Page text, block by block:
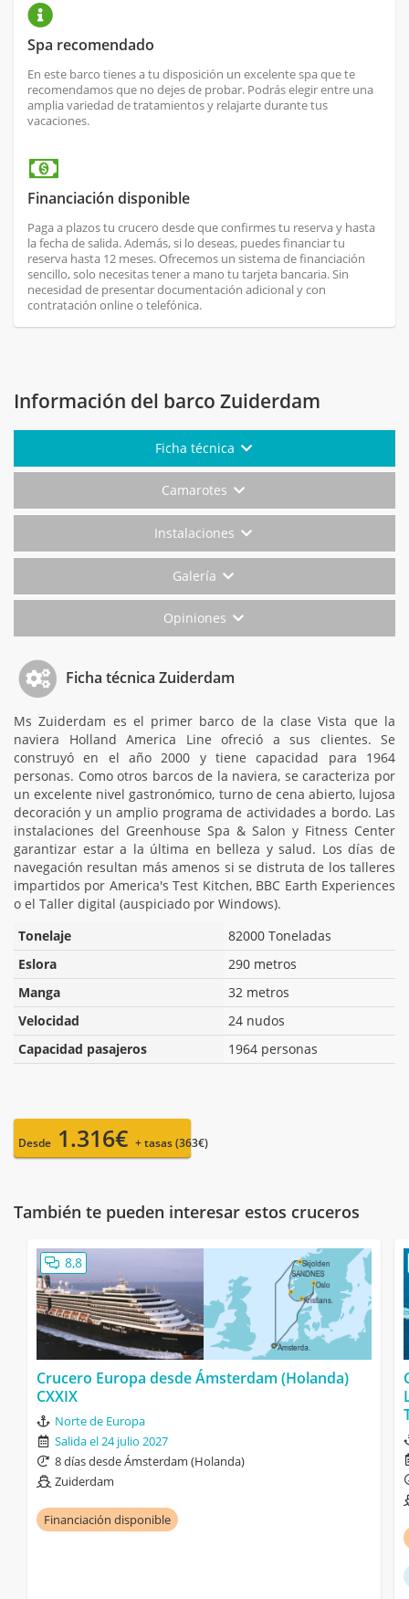
Spa recomendado
En este barco tienes a tu disposición un excelente spa que te
recomendamos que no dejes de probar. Podrás elegir entre una
amplia variedad de tratamientos y relajarte durante tus
vacaciones.
Financiación disponible
Paga a plazos tu crucero desde que confirmes tu reserva y hasta
la fecha de salida. Además, si lo deseas, puedes financiar tu
reserva hasta 12 meses. Ofrecemos un sistema de financiación
sencillo, solo necesitas tener a mano tu tarjeta bancaria. Sin
necesidad de presentar documentación adicional y con
contratación online o telefónica.
Información del barco Zuiderdam
Ficha técnica
Camarotes
Instalaciones
Galería
Opiniones
Ficha técnica Zuiderdam
Ms Zuiderdam es el primer barco de la clase Vista que la
naviera Holland America Line ofreció a sus clientes. Se
construyó en el año 2000 y tiene capacidad para 1964
personas. Como otros barcos de la naviera, se caracteriza por
un excelente nivel gastronómico, turno de cena abierto, lujosa
decoración y un amplio programa de actividades a bordo. Las
instalaciones del Greenhouse Spa & Salon y Fitness Center
garantizar estar a la última en belleza y salud. Los días de
navegación resultan más amenos si se distruta de los talleres
impartidos por America's Test Kitchen, BBC Earth Experiences
o el Taller digital (auspiciado por Windows).
Tonelaje
82000 Toneladas
Eslora
290 metros
Manga
32 metros
Velocidad
24 nudos
Capacidad pasajeros
1964 personas
Desde 1.316€ + tasas (363€)
También te pueden interesar estos cruceros
8,8
Crucero Europa desde Ámsterdam (Holanda)
CXXIX
Norte de Europa
Salida el 24 julio 2027
8 días desde Ámsterdam (Holanda)
Zuiderdam
Financiación disponible